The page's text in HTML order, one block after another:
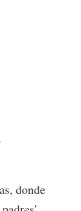
donde